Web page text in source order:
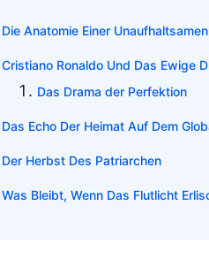
Die Anatomie Einer
Cristiano Ronaldo Und Das Ewige
Das Drama der Perfektion
Das Echo Der Heimat Auf Dem
Der Herbst Des Patriarchen
Was Bleibt, Wenn Das Flutlicht